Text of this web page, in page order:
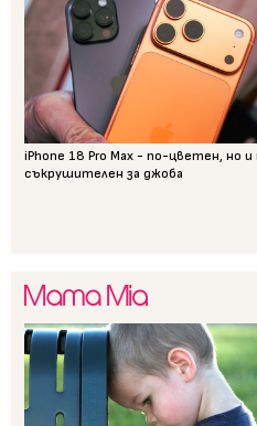
iPhone 18 Pro Max - по-цветен, но и
съкрушителен за джоба